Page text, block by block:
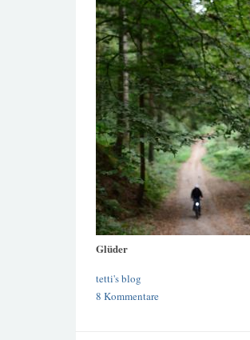
Glüder
tetti's blog
8 Kommentare